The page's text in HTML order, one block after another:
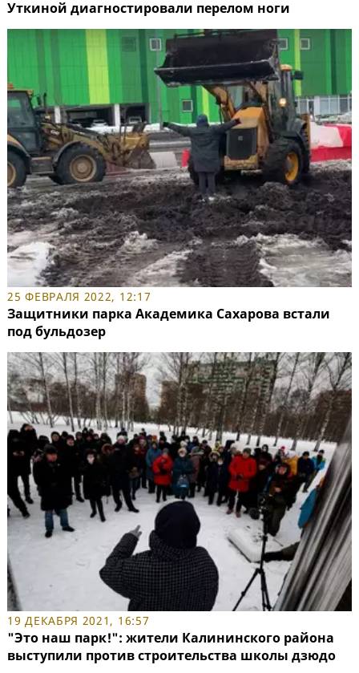
Уткиной диагностировали перелом ноги
25 ФЕВРАЛЯ 2022, 12:17
Защитники парка Академика Сахарова встали
под бульдозер
19 ДЕКАБРЯ 2021, 16:57
"Это наш парк!": жители Калининского района
выступили против строительства школы дзюдо